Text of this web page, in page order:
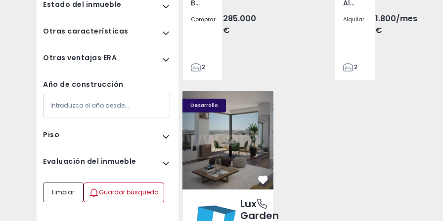
Estado del inmueble
Otras características
Otras ventajas ERA
Año de construcción
Piso
Evaluación del inmueble
Limpiar Guardar búsqueda
Barroselas e Carvoeiro, Viana do Castelo
Comprar
285.000
€
2
90
338
0
Aliados, Porto
Alquilar
1.800
€
/mes
2
Desarrollo
Faro (Sé e São Pedro), Faro
Favorito
Lux
Garden